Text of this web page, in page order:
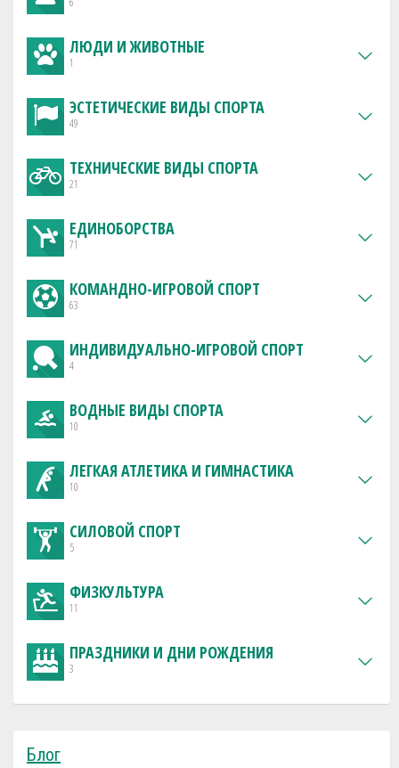
ЛЮДИ И ЖИВОТНЫЕ
1
ЭСТЕТИЧЕСКИЕ ВИДЫ СПОРТА
49
ТЕХНИЧЕСКИЕ ВИДЫ СПОРТА
21
ЕДИНОБОРСТВА
71
КОМАНДНО-ИГРОВОЙ СПОРТ
63
ИНДИВИДУАЛЬНО-ИГРОВОЙ СПОРТ
4
ВОДНЫЕ ВИДЫ СПОРТА
10
ЛЕГКАЯ АТЛЕТИКА И ГИМНАСТИКА
10
СИЛОВОЙ СПОРТ
5
ФИЗКУЛЬТУРА
11
ПРАЗДНИКИ И ДНИ РОЖДЕНИЯ
3
Блог